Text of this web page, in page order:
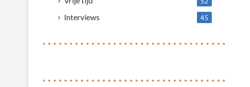
Interviews 45